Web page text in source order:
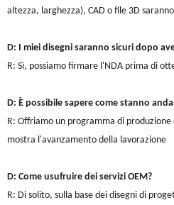
altezza, larghezza), CAD o file 3D
D: I miei disegni saranno sicuri dopo
R: Sì, possiamo firmare l'NDA prima di
D: È possibile sapere come stanno
R: Offriamo un programma di
mostra l'avanzamento della lavorazione
D: Come usufruire dei servizi OEM?
R: Di solito, sulla base dei disegni di